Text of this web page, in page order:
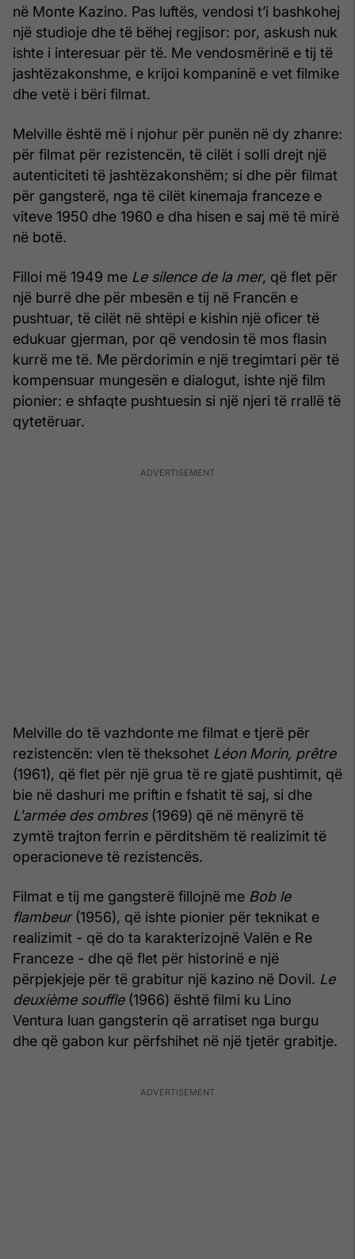
në Monte Kazino. Pas luftës, vendosi t’i bashkohej
një studioje dhe të bëhej regjisor: por, askush nuk
ishte i interesuar për të. Me vendosmërinë e tij të
jashtëzakonshme, e krijoi kompaninë e vet filmike
dhe vetë i bëri filmat.
Melville është më i njohur për punën në dy zhanre:
për filmat për rezistencën, të cilët i solli drejt një
autenticiteti të jashtëzakonshëm; si dhe për filmat
për gangsterë, nga të cilët kinemaja franceze e
viteve 1950 dhe 1960 e dha hisen e saj më të mirë
në botë.
Filloi më 1949 me Le silence de la mer, që flet për
një burrë dhe për mbesën e tij në Francën e
pushtuar, të cilët në shtëpi e kishin një oficer të
edukuar gjerman, por që vendosin të mos flasin
kurrë me të. Me përdorimin e një tregimtari për të
kompensuar mungesën e dialogut, ishte një film
pionier: e shfaqte pushtuesin si një njeri të rrallë të
qytetëruar.
Melville do të vazhdonte me filmat e tjerë për
rezistencën: vlen të theksohet Léon Morin, prêtre
(1961), që flet për një grua të re gjatë pushtimit, që
bie në dashuri me priftin e fshatit të saj, si dhe
L'armée des ombres(1969) që në mënyrë të
zymtë trajton ferrin e përditshëm të realizimit të
operacioneve të rezistencës.
Filmat e tij me gangsterë fillojnë me Bob le
flambeur(1956), që ishte pionier për teknikat e
realizimit - që do ta karakterizojnë Valën e Re
Franceze - dhe që flet për historinë e një
përpjekjeje për të grabitur një kazino në Dovil. Le
deuxième souffle(1966) është filmi ku Lino
Ventura luan gangsterin që arratiset nga burgu
dhe që gabon kur përfshihet në një tjetër grabitje.